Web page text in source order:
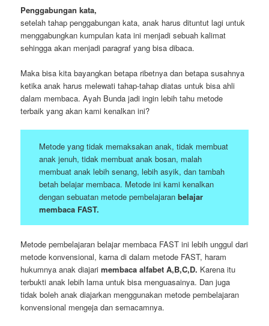
Penggabungan kata,
setelah tahap penggabungan kata, anak harus dituntut lagi untuk
menggabungkan kumpulan kata ini menjadi sebuah kalimat
sehingga akan menjadi paragraf yang bisa dibaca.
Maka bisa kita bayangkan betapa ribetnya dan betapa susahnya
ketika anak harus melewati tahap-tahap diatas untuk bisa ahli
dalam membaca. Ayah Bunda jadi ingin lebih tahu metode
terbaik yang akan kami kenalkan ini?
Metode yang tidak memaksakan anak, tidak membuat
anak jenuh, tidak membuat anak bosan, malah
membuat anak lebih senang, lebih asyik, dan tambah
betah belajar membaca. Metode ini kami kenalkan
dengan sebuatan metode pembelajaranbelajar
membaca FAST.
Metode pembelajaran belajar membaca FAST ini lebih unggul dari
metode konvensional, karna di dalam metode FAST, haram
hukumnya anak diajarimembaca alfabet A,B,C,D. Karena itu
terbukti anak lebih lama untuk bisa menguasainya. Dan juga
tidak boleh anak diajarkan menggunakan metode pembelajaran
konvensional mengeja dan semacamnya.